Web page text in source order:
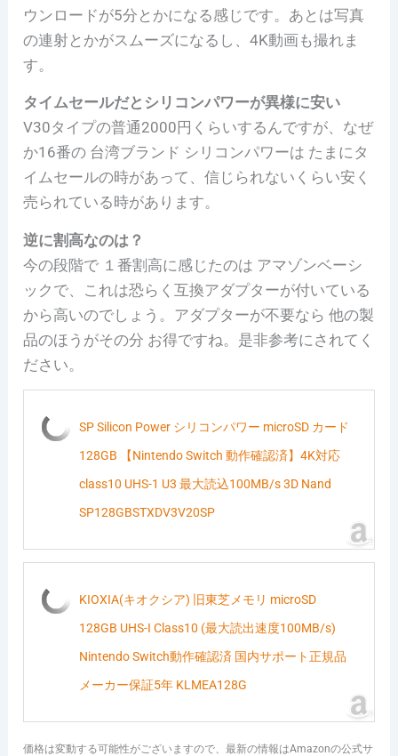
ウンロードが5分とかになる感じです。あとは写真
の連射とかがスムーズになるし、4K動画も撮れま
す。
タイムセールだとシリコンパワーが異様に安い
V30タイプの普通2000円くらいするんですが、なぜ
か16番の 台湾ブランド シリコンパワーは たまにタ
イムセールの時があって、信じられないくらい安く
売られている時があります。
逆に割高なのは？
今の段階で １番割高に感じたのは アマゾンベーシ
ックで、これは恐らく互換アダプターが付いている
から高いのでしょう。アダプターが不要なら 他の製
品のほうがその分 お得ですね。是非参考にされてく
ださい。
SP Silicon Power シリコンパワー microSD カード
128GB 【Nintendo Switch 動作確認済】4K対応
class10 UHS-1 U3 最大読込100MB/s 3D Nand
SP128GBSTXDV3V20SP
KIOXIA(キオクシア) 旧東芝メモリ microSD
128GB UHS-I Class10 (最大読出速度100MB/s)
Nintendo Switch動作確認済 国内サポート正規品
メーカー保証5年 KLMEA128G
価格は変動する可能性がございますので、最新の情報はAmazonの公式サ